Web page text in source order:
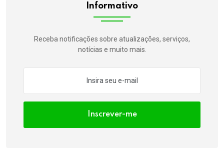
Informativo
Receba notificações sobre atualizações, serviços,
notícias e muito mais.
Inscrever-me